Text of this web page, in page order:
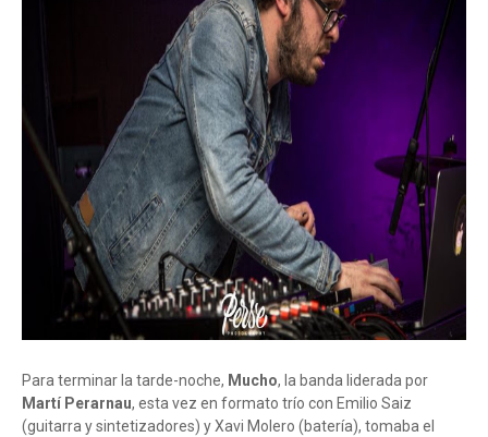
Para terminar la tarde-noche, Mucho, la banda liderada por
Martí Perarnau, esta vez en formato trío con Emilio Saiz
(guitarra y sintetizadores) y Xavi Molero (batería), tomaba el